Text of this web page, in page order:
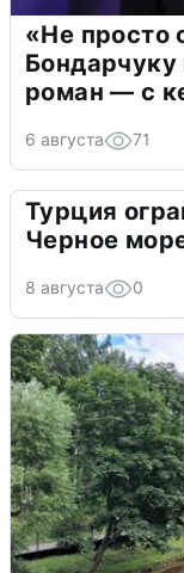
«Не просто
роман — с
6 августа 71
Турция
Черное
8 августа 0